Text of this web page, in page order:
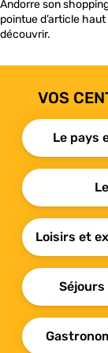
Andorre son
pointue d’article
découvrir.
VOS
Le pays
Loisirs et